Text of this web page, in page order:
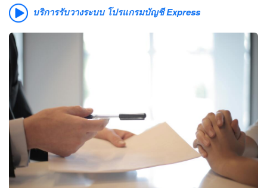
บริการรับวางระบบ โปรแกรมบัญชี Express